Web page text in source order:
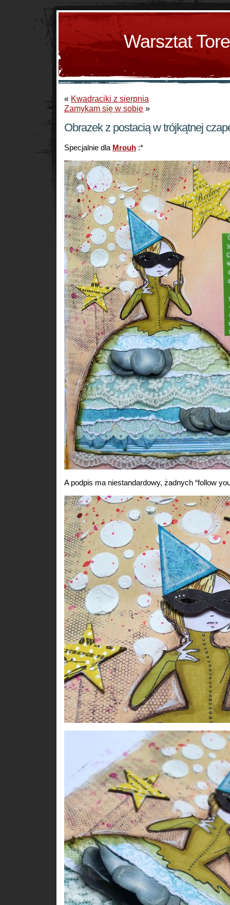
Warsztat
« Kwadraciki z sierpnia
Zamykam się w sobie »
Obrazek z postacią w trójkątnej
Specjalnie dla Mrouh :*
A podpis ma niestandardowy, żadnych “follow